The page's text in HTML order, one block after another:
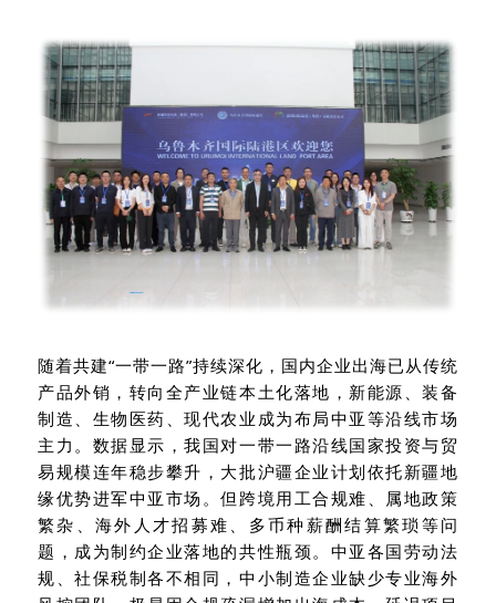
随着共建“一带一路”持续深化，国内企业出海已从传统
产品外销，转向全产业链本土化落地，新能源、装备
制造、生物医药、现代农业成为布局中亚等沿线市场
主力。数据显示，我国对一带一路沿线国家投资与贸
易规模连年稳步攀升，大批沪疆企业计划依托新疆地
缘优势进军中亚市场。但跨境用工合规难、属地政策
繁杂、海外人才招募难、多币种薪酬结算繁琐等问
题，成为制约企业落地的共性瓶颈。中亚各国劳动法
规、社保税制各不相同，中小制造企业缺少专业海外